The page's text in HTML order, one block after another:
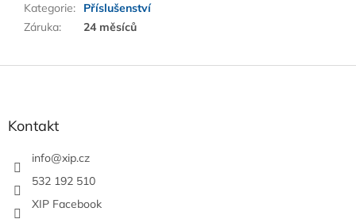
Kategorie:
Příslušenství
Záruka: 24 měsíců
Kontakt
info@xip.cz
532 192 510
XIP Facebook